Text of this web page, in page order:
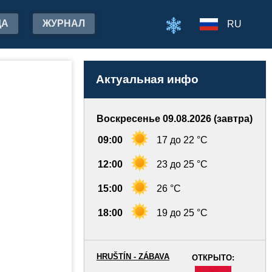
ЖУРНАЛ RU
Актуальная инфо
Воскресенье 09.08.2026 (завтра)
09:00 17 до 22 °C
12:00 23 до 25 °C
15:00 26 °C
18:00 19 до 25 °C
ОТКРЫТО:
HRUŠTÍN - ZÁBAVA